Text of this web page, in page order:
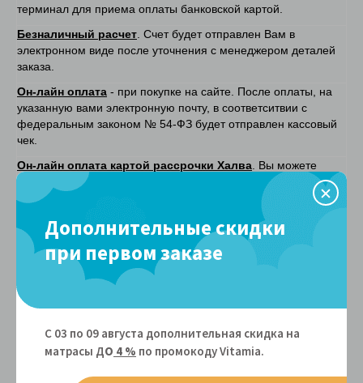
терминал для приема оплаты банковской картой.
Безналичный расчет . Счет будет отправлен Вам в
электронном виде после уточнения с менеджером деталей
заказа.
Он-лайн оплата - при покупке на сайте. После оплаты, на
указанную вами электронную почту, в соответситвии с
федеральным законом № 54-ФЗ будет отправлен кассовый
чек.
Он-лайн оплата картой рассрочки Халва . Вы можете
приобрести товар в рассрочку на 4 месяца без переплат.
Наш магазин является
партнером карты Халва.
Рассрочка без переплат от Сбербанка.Подробнее о
сервисе "Покупай со Сбербанком"здесь.
Дополнительные услуги
Утилизация старого матраса (для Москвы
и Московской области)
матрас
Утилизация старого матраса (для Санкт-
Петербурга)
1000 руб. за 1
Утилизация старого матраса (для
800 руб. за 1
Дополнительные скидки
при первом заказе
С 03 по 09 августа дополнительная скидка на
матрасы ДО 4 % по промокоду Vitamiа.